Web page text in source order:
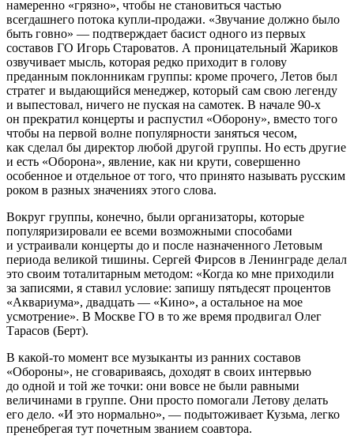
намеренно «грязно», чтобы не становиться частью
всегдашнего потока купли-продажи. «Звучание должно было
быть говно» — подтверждает басист одного из первых
составов ГО Игорь Староватов. А проницательный Жариков
озвучивает мысль, которая редко приходит в голову
преданным поклонникам группы: кроме прочего, Летов был
стратег и выдающийся менеджер, который сам свою легенду
и выпестовал, ничего не пуская на самотек. В начале 90-х
он прекратил концерты и распустил «Оборону», вместо того
чтобы на первой волне популярности заняться чесом,
как сделал бы директор любой другой группы. Но есть другие
и есть «Оборона», явление, как ни крути, совершенно
особенное и отдельное от того, что принято называть русским
роком в разных значениях этого слова.
Вокруг группы, конечно, были организаторы, которые
популяризировали ее всеми возможными способами
и устраивали концерты до и после назначенного Летовым
периода великой тишины. Сергей Фирсов в Ленинграде делал
это своим тоталитарным методом: «Когда ко мне приходили
за записями, я ставил условие: запишу пятьдесят процентов
«Аквариума», двадцать — «Кино», а остальное на мое
усмотрение». В Москве ГО в то же время продвигал Олег
Тарасов (Берт).
В какой-то момент все музыканты из ранних составов
«Обороны», не сговариваясь, доходят в своих интервью
до одной и той же точки: они вовсе не были равными
величинами в группе. Они просто помогали Летову делать
его дело. «И это нормально», — подытоживает Кузьма, легко
пренебрегая тут почетным званием соавтора.